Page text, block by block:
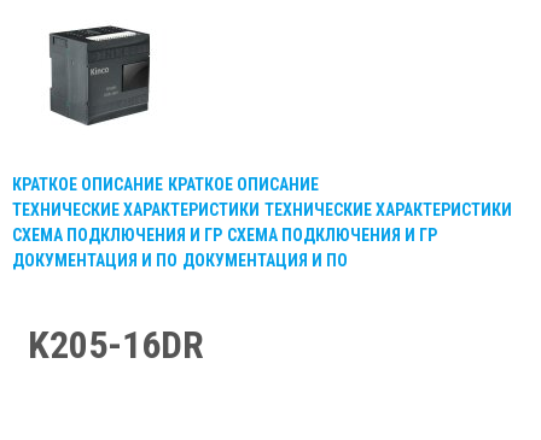
КРАТКОЕ ОПИСАНИЕ КРАТКОЕ ОПИСАНИЕ
ТЕХНИЧЕСКИЕ ХАРАКТЕРИСТИКИ ТЕХНИЧЕСКИЕ ХАРАКТЕРИСТИКИ
СХЕМА ПОДКЛЮЧЕНИЯ И ГР СХЕМА ПОДКЛЮЧЕНИЯ И ГР
ДОКУМЕНТАЦИЯ И ПО ДОКУМЕНТАЦИЯ И ПО
K205-16DR